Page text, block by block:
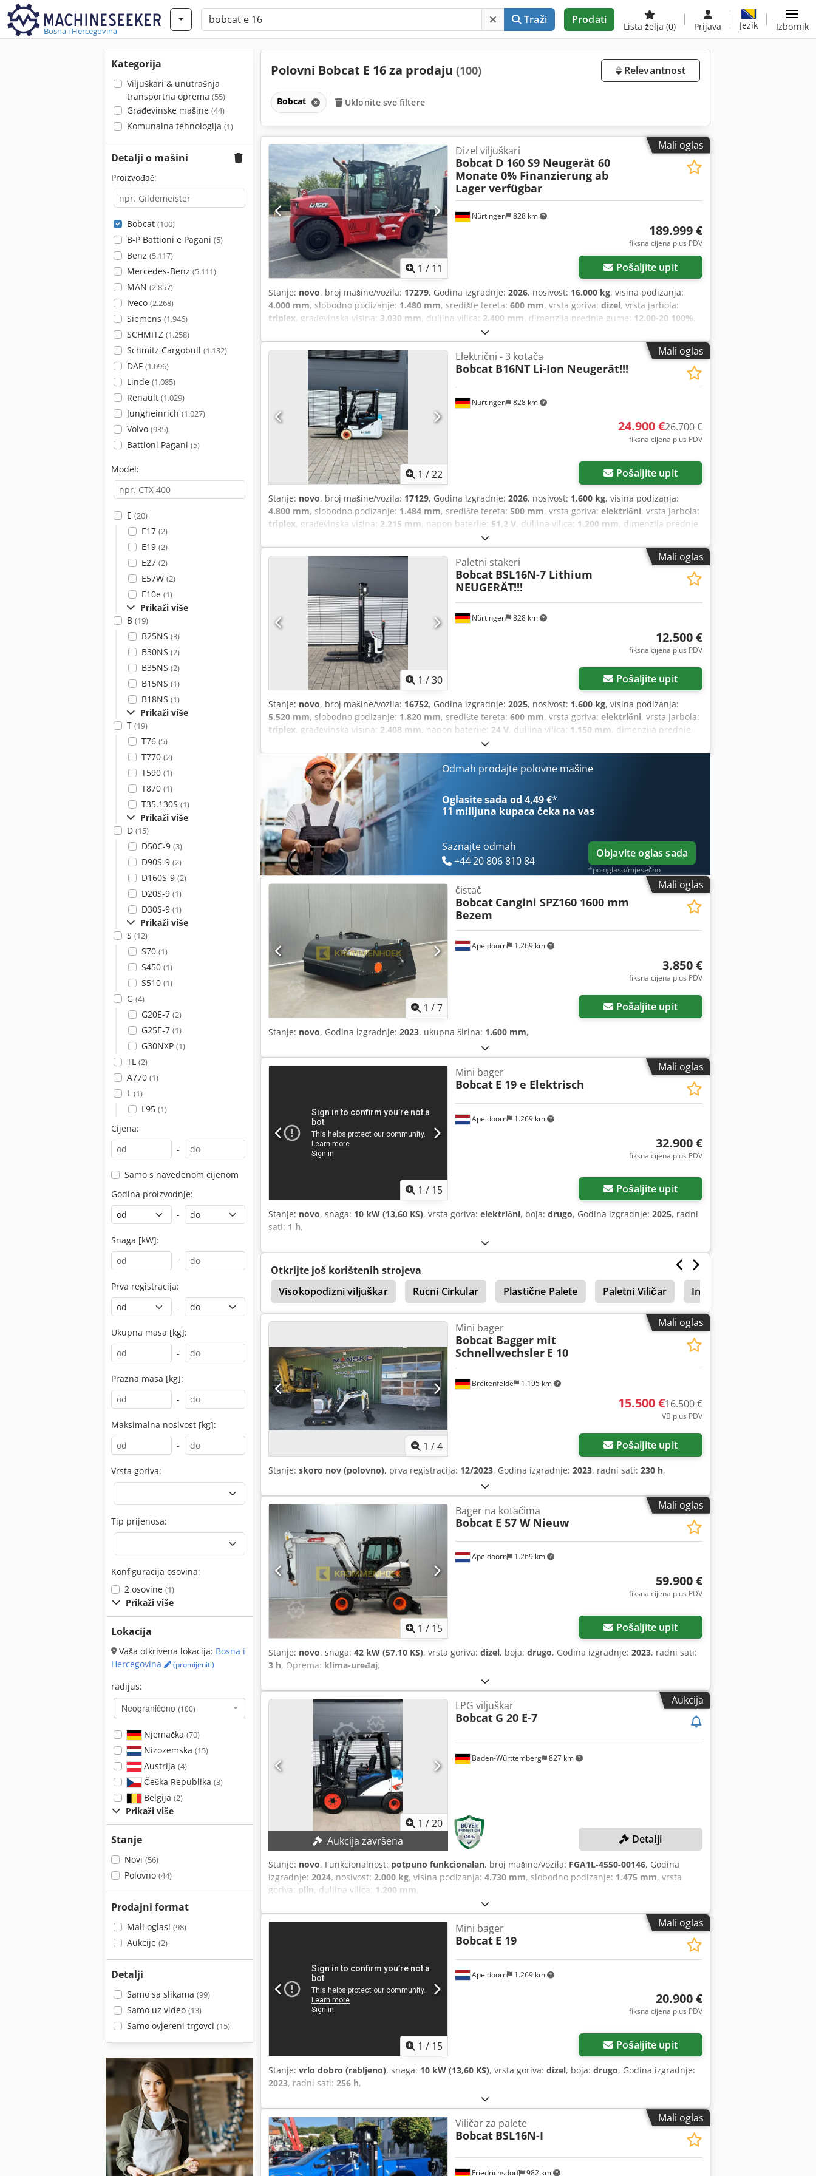
Bosna i Hercegovina
Traži Prodati
Lista želja (0) Prijava Jezik Izbornik
Kategorija
Viljuškari & unutrašnja
transportna oprema (55)
Građevinske mašine (44)
Komunalna tehnologija (1)
Detalji o mašini
Proizvođač:
Bobcat (100)
B-P Battioni e Pagani (5)
Benz (5.117)
Mercedes-Benz (5.111)
MAN (2.857)
Iveco (2.268)
Siemens (1.946)
SCHMITZ (1.258)
Schmitz Cargobull (1.132)
DAF (1.096)
Linde (1.085)
Renault (1.029)
Jungheinrich (1.027)
Volvo (935)
Battioni Pagani (5)
Model:
E (20)
E17 (2)
E19 (2)
E27 (2)
E57W (2)
E10e (1)
Prikaži više
B (19)
B25NS (3)
B30NS (2)
B35NS (2)
B15NS (1)
B18NS (1)
Prikaži više
T (19)
T76 (5)
T770 (2)
T590 (1)
T870 (1)
T35.130S (1)
Prikaži više
D (15)
D50C-9 (3)
D90S-9 (2)
D160S-9 (2)
D20S-9 (1)
D30S-9 (1)
Prikaži više
S (12)
S70 (1)
S450 (1)
S510 (1)
G (4)
G20E-7 (2)
G25E-7 (1)
G30NXP (1)
TL (2)
A770 (1)
L (1)
L95 (1)
Cijena:
-
Samo s navedenom cijenom
Godina proizvodnje:
-
Snaga [kW]:
-
Prva registracija:
-
Ukupna masa [kg]:
-
Prazna masa [kg]:
-
Maksimalna nosivost [kg]:
-
Vrsta goriva:
Tip prijenosa:
Konfiguracija osovina:
2 osovine (1)
Prikaži više
Lokacija
Vaša otkrivena lokacija: Bosna i
Hercegovina
(promijeniti)
radijus:
Neograničeno (100)
Njemačka (70)
Nizozemska (15)
Austrija (4)
Češka Republika (3)
Belgija (2)
Prikaži više
Stanje
Novi (56)
Polovno (44)
Prodajni format
Mali oglasi (98)
Aukcije (2)
Detalji
Samo sa slikama (99)
Samo uz video (13)
Samo ovjereni trgovci (15)
Polovni Bobcat E 16 za prodaju (100) Relevantnost
Bobcat Uklonite sve filtere
Mali oglas
1 / 11
Nürtingen 828 km
Dizel viljuškari
Bobcat D 160 S9 Neugerät 60
Monate 0% Finanzierung ab
Lager verfügbar
189.999 €
fiksna cijena plus PDV
Pošaljite upit
Stanje: novo, broj mašine/vozila: 17279, Godina izgradnje: 2026, nosivost: 16.000 kg, visina podizanja:
4.000 mm, slobodno podizanje: 1.480 mm, središte tereta: 600 mm, vrsta goriva: dizel, vrsta jarbola:
triplex, građevinska visina: 3.030 mm, duljina vilica: 2.400 mm, dimenzija prednje gume: 12.00-20 100%,
, ukupna masa:
Mali oglas
1 /22
Nürtingen 828 km
Električni - 3 kotača
Bobcat B16NT Li-Ion Neugerät!!!
24.900 €26.700 €
fiksna cijena plus PDV
Pošaljite upit
Stanje: novo, broj mašine/vozila: 17129, Godina izgradnje: 2026, nosivost: 1.600 kg, visina podizanja:
4.800 mm, slobodno podizanje: 1.484 mm, središte tereta: 500 mm, vrsta goriva: električni, vrsta jarbola:
triplex, građevinska visina: 2.215 mm, napon baterije: 51,2 V, duljina vilica: 1.200 mm, dimenzija prednje
, dimenzija stražnje gume:
Mali oglas
1 /30
Nürtingen 828 km
Paletni stakeri
Bobcat BSL16N-7 Lithium
NEUGERÄT!!!
12.500 €
fiksna cijena plus PDV
Pošaljite upit
Stanje: novo, broj mašine/vozila: 16752, Godina izgradnje: 2025, nosivost: 1.600 kg, visina podizanja:
5.520 mm, slobodno podizanje: 1.820 mm, središte tereta: 600 mm, vrsta goriva: električni, vrsta jarbola:
triplex, građevinska visina: 2.408 mm, napon baterije: 24 V, duljina vilica: 1.150 mm, dimenzija prednje
, ukupna masa:
Odmah prodajte polovne mašine
Oglasite sada od 4,49 €*
11 milijuna kupaca čeka na vas
Saznajte odmah
+44 20 806 810 84
Objavite oglas sada
*po oglasu/mjesečno
Mali oglas
1 /7
Apeldoorn 1.269 km
čistač
Bobcat Cangini SPZ160 1600 mm
Bezem
3.850 €
fiksna cijena plus PDV
Pošaljite upit
Stanje: novo, Godina izgradnje: 2023, ukupna širina: 1.600 mm,
Mali oglas
1 / 15
Apeldoorn 1.269 km
Mini bager
Bobcat E 19 e Elektrisch
32.900 €
fiksna cijena plus PDV
Pošaljite upit
Stanje: novo, snaga: 10 kW (13,60 KS), vrsta goriva: električni, boja: drugo, Godina izgradnje: 2025, radni
sati: 1 h,
Otkrijte još korištenih strojeva
Visokopodizni viljuškar
Rucni Cirkular Plastične Palete Paletni Viličar Initialhub
Paletni Viljuskari
Mali oglas
1 /4
Breitenfelde 1.195 km
Mini bager
Bobcat Bagger mit
Schnellwechsler E 10
15.500 €16.500 €
VB plus PDV
Pošaljite upit
Stanje: skoro nov (polovno), prva registracija: 12/2023, Godina izgradnje: 2023, radni sati: 230 h,
Mali oglas
1 / 15
Apeldoorn 1.269 km
Bager na kotačima
Bobcat E 57 W Nieuw
59.900 €
fiksna cijena plus PDV
Pošaljite upit
Stanje: novo, snaga: 42 kW (57,10 KS), vrsta goriva: dizel, boja: drugo, Godina izgradnje: 2023, radni sati:
3 h, Oprema: klima-uređaj,
Aukcija
1 /20
Aukcija završena
Baden-Württemberg 827 km
LPG viljuškar
Bobcat G 20 E-7
Detalji
Stanje: novo, Funkcionalnost: potpuno funkcionalan, broj mašine/vozila: FGA1L-4550-00146, Godina
izgradnje: 2024, nosivost: 2.000 kg, visina podizanja: 4.730 mm, slobodno podizanje: 1.475 mm, vrsta
goriva: plin, duljina vilica: 1.200 mm,
Mali oglas
1 / 15
Apeldoorn 1.269 km
Mini bager
Bobcat E 19
20.900 €
fiksna cijena plus PDV
Pošaljite upit
Stanje: vrlo dobro (rabljeno), snaga: 10 kW (13,60 KS), vrsta goriva: dizel, boja: drugo, Godina izgradnje:
2023, radni sati: 256 h,
Mali oglas
Friedrichsdorf 982 km
Viličar za palete
Bobcat BSL16N-I